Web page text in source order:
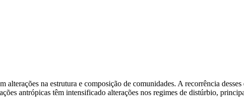
alterações na estrutura e composição de comunidades. A recorrência
antrópicas têm intensificado alterações nos regimes de distúrbio,